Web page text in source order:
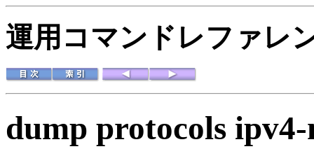
運用コマンドレファレ
dump protocols